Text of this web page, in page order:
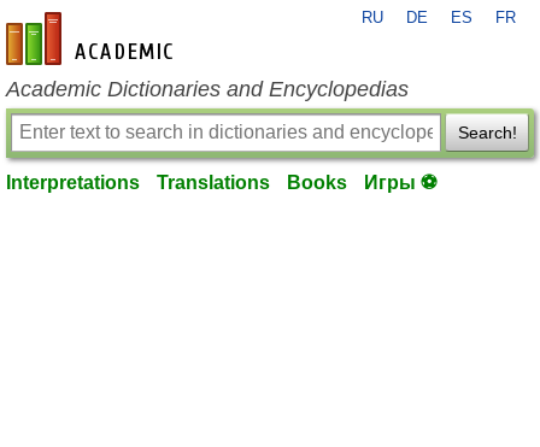
en-academic.com
RU DE ES FR
Academic Dictionaries and Encyclopedias
Search!
Interpretations Translations Books Игры ⚽